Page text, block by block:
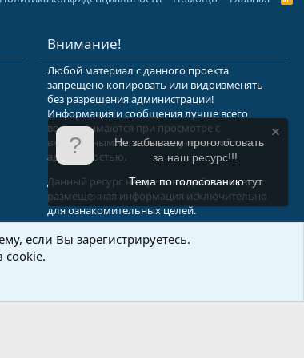
Внимание!
Любой материал с данного проекта
запрещено копировать или видоизменять
без разрешения администрации!
Информация и сообщения лучше всего
воспринимаются при просмотре с
включенным мозгом и неутерянной
адекватностью.
Данный ресурс не призыв к действию, вся
размещенная информация исключительно
для ознакомительных целей.
Не забываем проголосовать
за наш ресурс!!!
Тема по голосованиютут
если Вы зарегистрируетесь.
cookie.